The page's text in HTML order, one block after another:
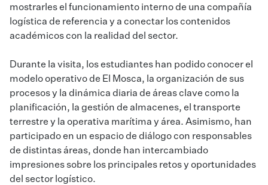
mostrarles el funcionamiento interno de una compañía
logística de referencia y a conectar los contenidos
académicos con la realidad del sector.
Durante la visita, los estudiantes han podido conocer el
modelo operativo de El Mosca, la organización de sus
procesos y la dinámica diaria de áreas clave como la
planificación, la gestión de almacenes, el transporte
terrestre y la operativa marítima y área. Asimismo, han
participado en un espacio de diálogo con responsables
de distintas áreas, donde han intercambiado
impresiones sobre los principales retos y oportunidades
del sector logístico.